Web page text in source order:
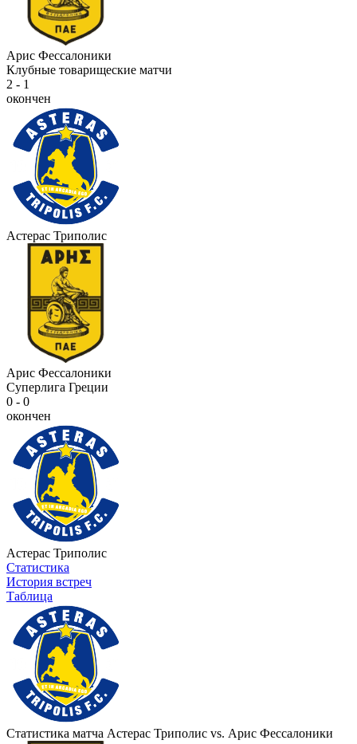
Арис Фессалоники
Клубные товарищеские матчи
2 - 1
окончен
Астерас Триполис
Арис Фессалоники
Суперлига Греции
0 - 0
окончен
Астерас Триполис
Статистика
История встреч
Таблица
Статистика матча Астерас Триполис vs. Арис Фессалоники